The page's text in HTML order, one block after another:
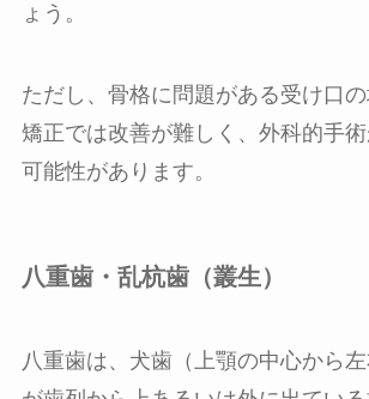
ょう。
ただし、骨格に問題がある受け口
矯正では改善が難しく、外科的手
可能性があります。
八重歯・乱杭歯（叢生）
八重歯は、犬歯（上顎の中心から左